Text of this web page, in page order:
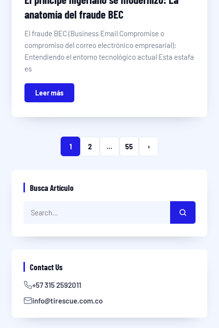
anatomía del fraude BEC
El fraude BEC (Business Email Compromise o
compromiso del correo electrónico empresarial):
Entendiendo el entorno tecnológico actual Esta estafa
es
Leer más
1 2 ... 55 ›
Busca Artículo
Contact Us
+57 315 2592011
info@tirescue.com.co